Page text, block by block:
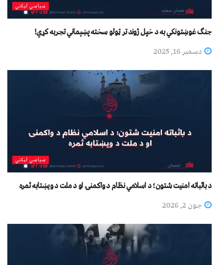
سیاسي لیکني
جنګ‌ غوښتونکي به د خپل ژوند تر ټولو سخته پښېماني تجربه کړي!
دسمبر 16, 2025
سیاسي لیکني
د باثباته امنیت شتون؛ د اسلامي نظام د واکمنۍ او د ملت د ویښتابه ثمره
جون 2, 2026